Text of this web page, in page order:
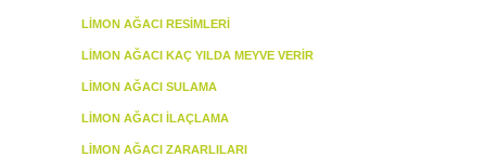
LIMON AĞACI RESIMLERI
LIMON AĞACI KAÇ YILDA MEYVE VERIR
LIMON AĞACI SULAMA
LIMON AĞACI İLAÇLAMA
LIMON AĞACI ZARARLILARI